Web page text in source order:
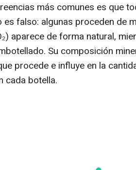
más comunes es que
es falso: algunas proceden de
aparece de forma natural,
Su composición
procede e influye en la
cada botella.